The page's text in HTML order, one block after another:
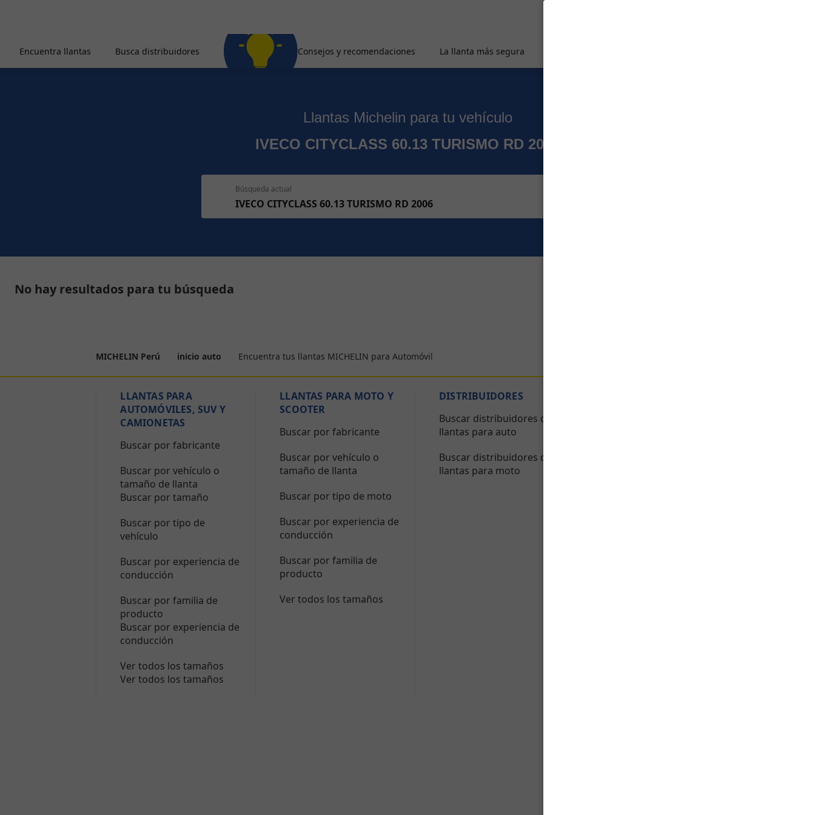
Encuentra llantas Busca distribuidores Consejos y recomendaciones La llanta más segura
Llantas Michelin para tu vehículo
IVECO CITYCLASS 60.13 TURISMO RD 2006
Búsqueda actual
IVECO CITYCLASS 60.13 TURISMO RD 2006
No hay resultados para tu búsqueda
MICHELIN Perú inicio auto Encuentra tus llantas MICHELIN para Automóvil
LLANTAS PARA
AUTOMÓVILES, SUV Y
CAMIONETAS
Buscar por fabricante
Buscar por vehículo o
tamaño de llanta
Buscar por tamaño
Buscar por tipo de
vehículo
Buscar por experiencia de
conducción
Buscar por familia de
producto
Buscar por experiencia de
conducción
Ver todos los tamaños
Ver todos los tamaños
LLANTAS PARA MOTO Y
SCOOTER
Buscar por fabricante
Buscar por vehículo o
tamaño de llanta
Buscar por tipo de moto
Buscar por experiencia de
conducción
Buscar por familia de
producto
Ver todos los tamaños
DISTRIBUIDORES
Buscar distribuidores de
llantas para auto
Buscar distribuidores de
llantas para moto